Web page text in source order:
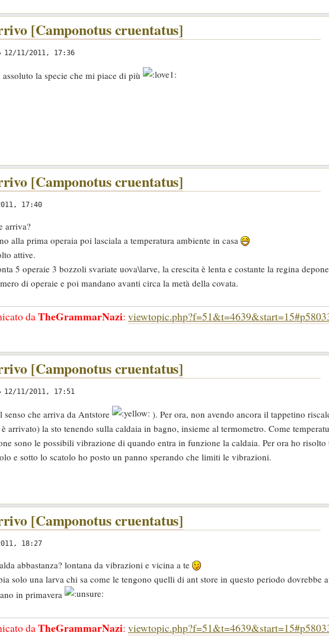
[Camponotus cruentatus]
12/11/2011, 17:36
assoluto la specie che mi piace di più
[Camponotus cruentatus]
17:40
arriva?
alla prima operaia poi lasciala a temperatura ambiente in casa
attive.
5 operaie 3 bozzoli svariate uova\larve, la crescita è lenta e costante la regina
di operaie e poi mandano avanti circa la metà della covata.
daTheGrammarNazi:
[Camponotus cruentatus]
12/11/2011, 17:51
senso che arriva da Antstore
). Per ora, non avendo ancora il tappetino
arrivato) la sto tenendo sulla caldaia in bagno, insieme al termometro. Come
sono le possibili vibrazione di quando entra in funzione la caldaia. Per ora ho risolto
e sotto lo scatolo ho posto un panno sperando che limiti le vibrazioni.
[Camponotus cruentatus]
18:27
abbastanza? lontana da vibrazioni e vicina a te
solo una larva chi sa come le tengono quelli di ant store in questo periodo dovrebbe
in primavera
daTheGrammarNazi: